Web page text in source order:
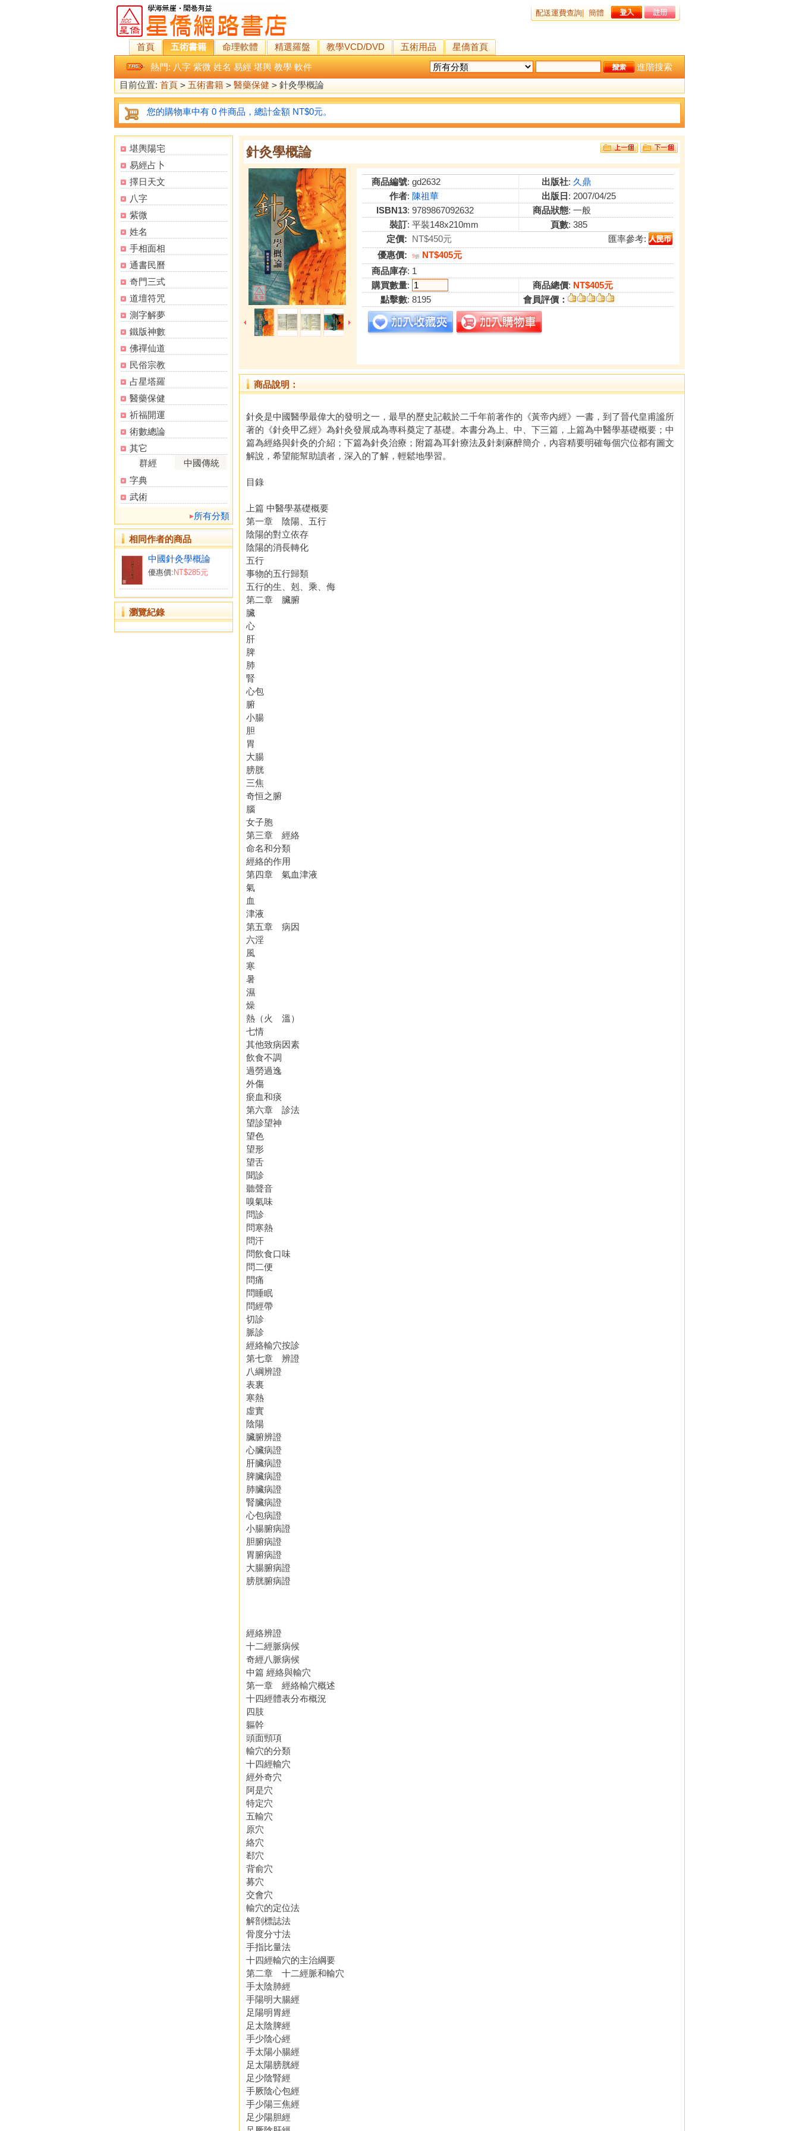
配送運費查詢 簡體
首頁 五術書籍 命理軟體 精選羅盤 教學VCD/DVD 五術用品
星僑首頁
熱門: 八字 紫微 姓名 易經 堪輿 教學 軟件
進階搜索
目前位置: 首頁 > 五術書籍 > 醫藥保健 > 針灸學概論
您的購物車中有 0 件商品，總計金額 NT$0元。
堪輿陽宅
易經占卜
擇日天文
八字
紫微
姓名
手相面相
通書民曆
奇門三式
道壇符咒
測字解夢
鐵版神數
佛禪仙道
民俗宗教
占星塔羅
醫藥保健
祈福開運
術數總論
其它
群經
中國傳統
字典
武術
所有分類
相同作者的商品
中國針灸學概論
優惠價: NT$285元
瀏覽紀錄
針灸學概論
商品編號: gd2632 出版社: 久鼎
作者: 陳祖華 出版日 : 2007/04/25
ISBN13: 9789867092632 商品狀態: 一般
裝訂: 平裝148x210mm 頁數: 385
定價: NT$450元
匯率參考:
優惠價:
9折 NT$405元
商品庫存: 1
購買數量: 商品總價: NT$405元
點擊數: 8195 會員評價：
商品說明：
針灸是中國醫學最偉大的發明之一，最早的歷史記載於二千年前著作的《黃帝內經》一書，到了晉代皇甫謐所
著的《針灸甲乙經》為針灸發展成為專科奠定了基礎。本書分為上、中、下三篇，上篇為中醫學基礎概要；中
篇為經絡與針灸的介紹；下篇為針灸治療；附篇為耳針療法及針刺麻醉簡介，內容精要明確每個穴位都有圖文
解說，希望能幫助讀者，深入的了解，輕鬆地學習。
目錄
上篇 中醫學基礎概要
第一章 陰陽、五行
陰陽的對立依存
陰陽的消長轉化
五行
事物的五行歸類
五行的生、剋、乘、侮
第二章 臟腑
臟
心
肝
脾
肺
腎
心包
腑
小腸
胆
胃
大腸
膀胱
三焦
奇恒之腑
腦
女子胞
第三章 經絡
命名和分類
經絡的作用
第四章 氣血津液
氣
血
津液
第五章 病因
六淫
風
寒
暑
濕
燥
熱（火 溫）
七情
其他致病因素
飲食不調
過勞過逸
外傷
瘀血和痰
第六章 診法
望診望神
望色
望形
望舌
聞診
聽聲音
嗅氣味
問診
問寒熱
問汗
問飲食口味
問二便
問痛
問睡眠
問經帶
切診
脈診
經絡輸穴按診
第七章 辨證
八綱辨證
表裏
寒熱
虛實
陰陽
臟腑辨證
心臟病證
肝臟病證
脾臟病證
肺臟病證
腎臟病證
心包病證
小腸腑病證
胆腑病證
胃腑病證
大腸腑病證
膀胱腑病證
經絡辨證
十二經脈病候
奇經八脈病候
中篇 經絡與輸穴
第一章 經絡輸穴概述
十四經體表分布概況
四肢
軀幹
頭面頸項
輸穴的分類
十四經輸穴
經外奇穴
阿是穴
特定穴
五輸穴
原穴
絡穴
郄穴
背俞穴
募穴
交會穴
輸穴的定位法
解剖標誌法
骨度分寸法
手指比量法
十四經輸穴的主治綱要
第二章 十二經脈和輸穴
手太陰肺經
手陽明大腸經
足陽明胃經
足太陰脾經
手少陰心經
手太陽小腸經
足太陽膀胱經
足少陰腎經
手厥陰心包經
手少陽三焦經
足少陽胆經